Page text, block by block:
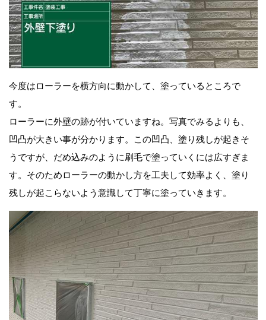
今度はローラーを横方向に動かして、塗っているところで
す。
ローラーに外壁の跡が付いていますね。写真でみるよりも、
凹凸が大きい事が分かります。この凹凸、塗り残しが起きそ
うですが、だめ込みのように刷毛で塗っていくには広すぎま
す。そのためローラーの動かし方を工夫して効率よく、塗り
残しが起こらないよう意識して丁寧に塗っていきます。